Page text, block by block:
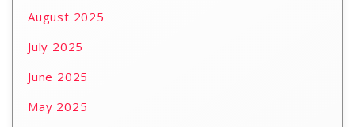
August 2025
July 2025
June 2025
May 2025